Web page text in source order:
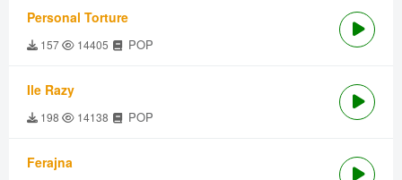
Personal Torture
157 14405 POP
Ile Razy
198 14138 POP
Ferajna